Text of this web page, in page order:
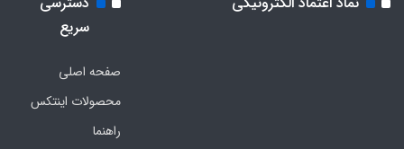
سریع
صفحه اصلی
محصولات اینتکس
راهنما